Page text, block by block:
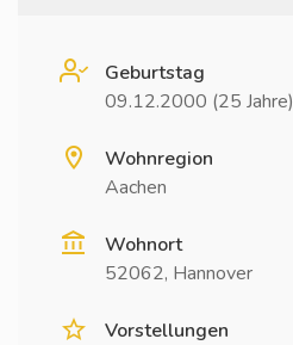
Geburtstag
09.12.2000 (25 Jahre)
Wohnregion
Aachen
Wohnort
52062, Hannover
Vorstellungen